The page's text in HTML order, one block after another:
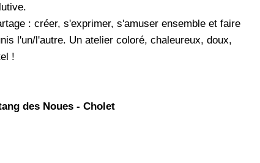
: créer, s'exprimer, s'amuser ensemble et faire
l'un/l'autre. Un atelier coloré, chaleureux, doux,
!
des Noues - Cholet